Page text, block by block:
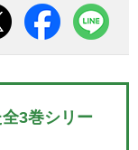
3巻シリー